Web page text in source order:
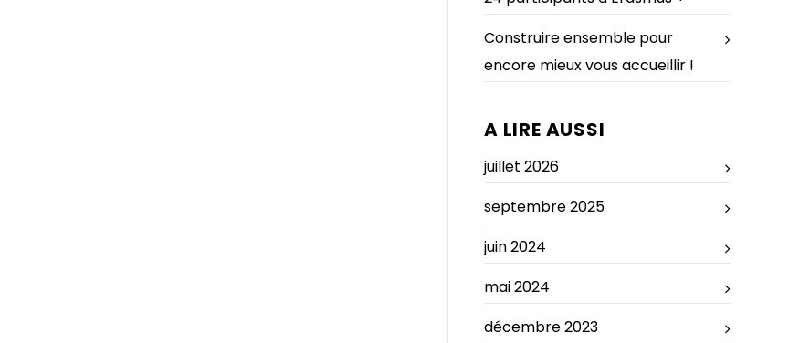
Construire ensemble pour
encore mieux vous accueillir !
A LIRE AUSSI
juillet 2026
septembre 2025
juin 2024
mai 2024
décembre 2023